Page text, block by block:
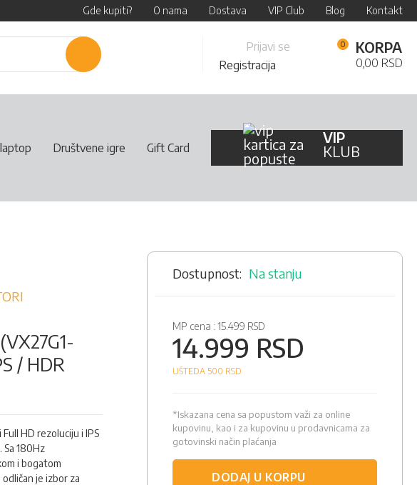
Gde kupiti? O nama Dostava VIP Club Blog Kontakt
Pretraži
Content
Prijavi se
Registracija
KORPA
0,00 RSD
Društvene igre Gift Card
VIP
KLUB
/ HDR
HD rezoluciju i IPS
Sa 180Hz
i bogatom
je izbor za
Na stanju
MP cena : 15.499 RSD
14.999 RSD
UŠTEDA 500 RSD
*Iskazana cena sa popustom važi za online
kupovinu, kao i za kupovinu u prodavnicama za
gotovinski način plaćanja
DODAJ U KORPU